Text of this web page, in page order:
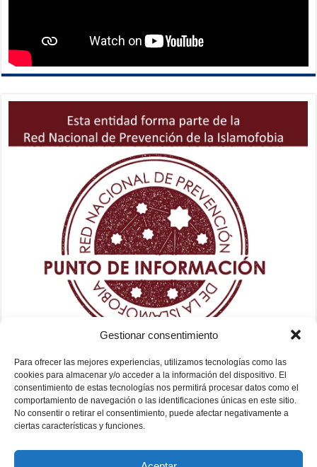
Gestionar consentimiento
Para ofrecer las mejores experiencias, utilizamos tecnologías como las
cookies para almacenar y/o acceder a la información del dispositivo. El
consentimiento de estas tecnologías nos permitirá procesar datos como el
comportamiento de navegación o las identificaciones únicas en este sitio.
No consentir o retirar el consentimiento, puede afectar negativamente a
ciertas características y funciones.